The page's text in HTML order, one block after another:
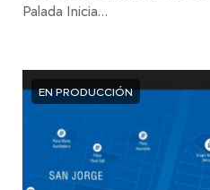
Palada Inicia…
EN PRODUCCIÓN